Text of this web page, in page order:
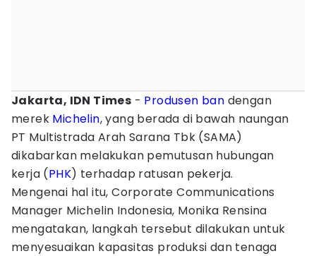
Jakarta, IDN Times - Produsen ban dengan
merek Michelin, yang berada di bawah naungan
PT Multistrada Arah Sarana Tbk (SAMA)
dikabarkan melakukan pemutusan hubungan
kerja (PHK) terhadap ratusan pekerja.
Mengenai hal itu, Corporate Communications
Manager Michelin Indonesia, Monika Rensina
mengatakan, langkah tersebut dilakukan untuk
menyesuaikan kapasitas produksi dan tenaga